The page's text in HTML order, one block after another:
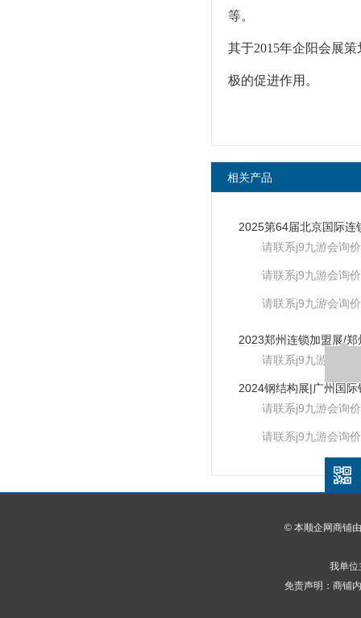
等。
其于2015年企阳会展
极的促进作用。
相关产品
请联系j9九游会询价
请联系j9九游会询价
请联系j9九游会询价
请联系j9九游会询价
请联系j9九游会询价
请联系j9九游会询价
© 本顺企网商铺由
我单位
免责声明：商铺